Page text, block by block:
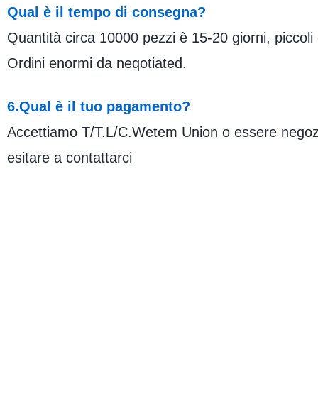
Qual è il tempo di consegna?
Quantità circa 10000 pezzi è 15-20 giorni,
Ordini enormi da neqotiated.
6.Qual è il tuo pagamento?
Accettiamo T/T.L/C.Wetem Union o essere
esitare a contattarci